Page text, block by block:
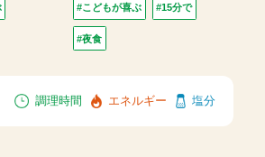
#こどもが喜ぶ #15分で
#夜食
調理時間 エネルギー 塩分